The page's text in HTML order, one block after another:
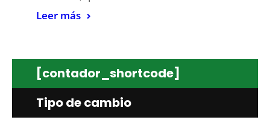
Leer más
[contador_shortcode]
Tipo de cambio